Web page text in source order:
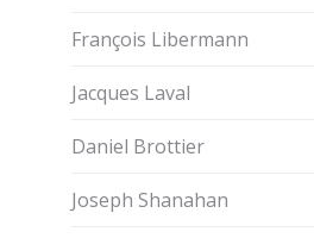
François Libermann
Jacques Laval
Daniel Brottier
Joseph Shanahan